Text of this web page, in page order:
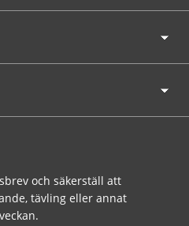
och säkerställ att
tävling eller annat